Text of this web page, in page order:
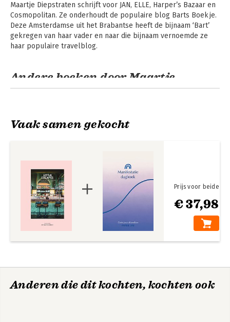
Maartje Diepstraten schrijft voor JAN, ELLE, Harper’s Bazaar en
Cosmopolitan. Ze onderhoudt de populaire blog Barts Boekje.
Deze Amsterdamse uit het Brabantse heeft de bijnaam ‘Bart’
gekregen van haar vader en naar die bijnaam vernoemde ze
haar populaire travelblog.
Andere boeken door Maartje
Diepstraten
Los little escapos
over de grens
Vaak samen gekocht
€ 37,98
Prijs voor beide
Anderen die dit kochten, kochten ook